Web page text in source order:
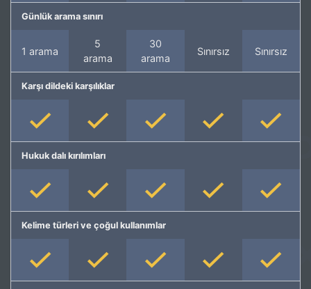
Günlük arama sınırı
1 arama
5
arama
30
arama
Sınırsız Sınırsız
Karşı dildeki karşılıklar
Hukuk dalı kırılımları
Kelime türleri ve çoğul kullanımlar